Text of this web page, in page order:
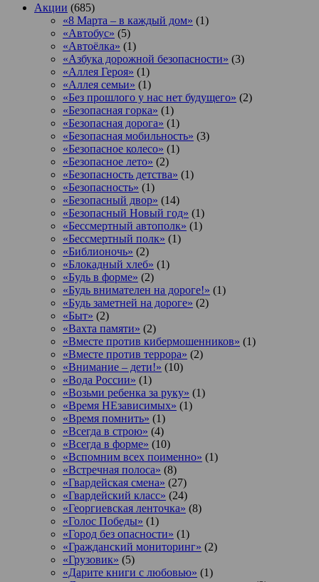
Акции (685)
«8 Марта – в каждый дом» (1)
«Автобус» (5)
«Автоёлка» (1)
«Азбука дорожной безопасности» (3)
«Аллея Героя» (1)
«Аллея семьи» (1)
«Без прошлого у нас нет будущего» (2)
«Безопасная горка» (1)
«Безопасная дорога» (1)
«Безопасная мобильность» (3)
«Безопасное колесо» (1)
«Безопасное лето» (2)
«Безопасность детства» (1)
«Безопасность» (1)
«Безопасный двор» (14)
«Безопасный Новый год» (1)
«Бессмертный автополк» (1)
«Бессмертный полк» (1)
«Библионочь» (2)
«Блокадный хлеб» (1)
«Будь в форме» (2)
«Будь внимателен на дороге!» (1)
«Будь заметней на дороге» (2)
«Быт» (2)
«Вахта памяти» (2)
«Вместе против кибермошенников» (1)
«Вместе против террора» (2)
«Внимание – дети!» (10)
«Вода России» (1)
«Возьми ребенка за руку» (1)
«Время НЕзависимых» (1)
«Время помнить» (1)
«Всегда в строю» (4)
«Всегда в форме» (10)
«Вспомним всех поименно» (1)
«Встречная полоса» (8)
«Гвардейская смена» (27)
«Гвардейский класс» (24)
«Георгиевская ленточка» (8)
«Голос Победы» (1)
«Город без опасности» (1)
«Гражданский мониторинг» (2)
«Грузовик» (5)
«Дарите книги с любовью» (1)